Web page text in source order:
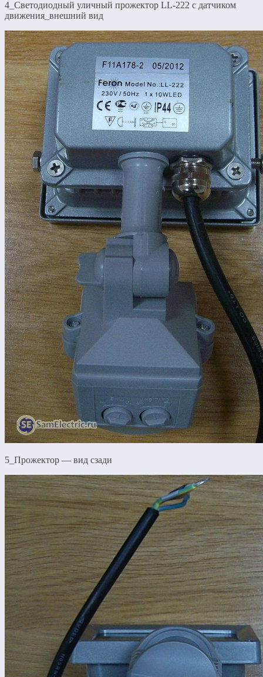
4_Светодиодный уличный прожектор LL-222 с датчиком
движения_внешний вид
5_Прожектор — вид сзади